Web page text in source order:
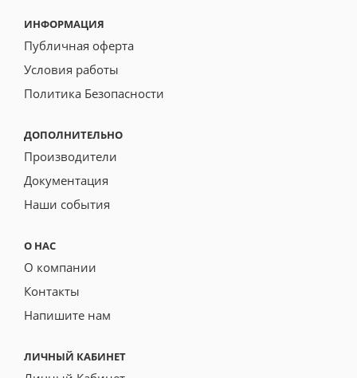
ИНФОРМАЦИЯ
Публичная оферта
Условия работы
Политика Безопасности
ДОПОЛНИТЕЛЬНО
Производители
Документация
Наши события
О НАС
О компании
Контакты
Напишите нам
ЛИЧНЫЙ КАБИНЕТ